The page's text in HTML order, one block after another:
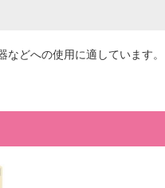
どへの使用に適しています。